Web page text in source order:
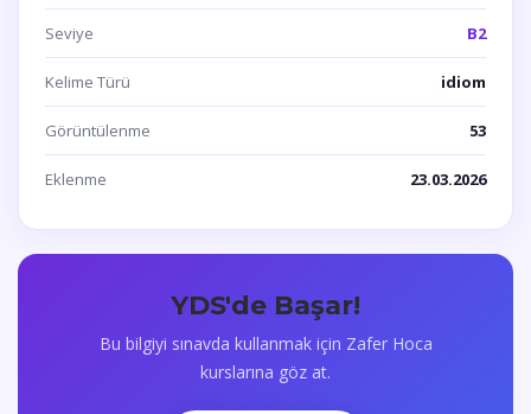
Seviye B2
Kelime Türü idiom
Görüntülenme 53
Eklenme 23.03.2026
YDS'de Başar!
Bu bilgiyi sınavda kullanmak için Zafer Hoca
kurslarına göz at.